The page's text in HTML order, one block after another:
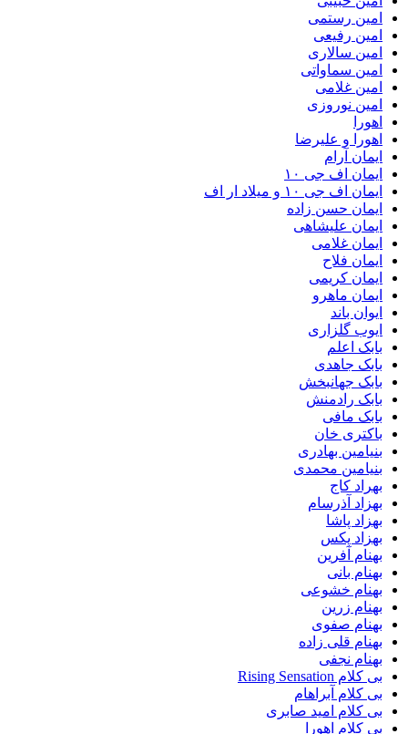
امین رستمی
امین رفیعی
امین سالاری
امین سماواتی
امین غلامی
امین نوروزی
اهورا
اهورا و علیرضا
ایمان آرام
ایمان اف جی ۱۰
ایمان اف جی ۱۰ و میلاد ار اف
ایمان حسن زاده
ایمان علیشاهی
ایمان غلامی
ایمان فلاح
ایمان کریمی
ایمان ماهرو
ایوان باند
ایوب گلزاری
بابک اعلم
بابک جاهدی
بابک جهانبخش
بابک رادمنش
بابک مافی
باکتری خان
بنیامین بهادری
بنیامین محمدی
بهراد کاج
بهزاد آذرسام
بهزاد پاشا
بهزاد پکس
بهنام آفرین
بهنام بانی
بهنام خشوعی
بهنام زرین
بهنام صفوی
بهنام قلی زاده
بهنام نجفی
بی کلام Rising Sensation
بی کلام آبراهام
بی کلام امید صابری
بی کلام اهورا